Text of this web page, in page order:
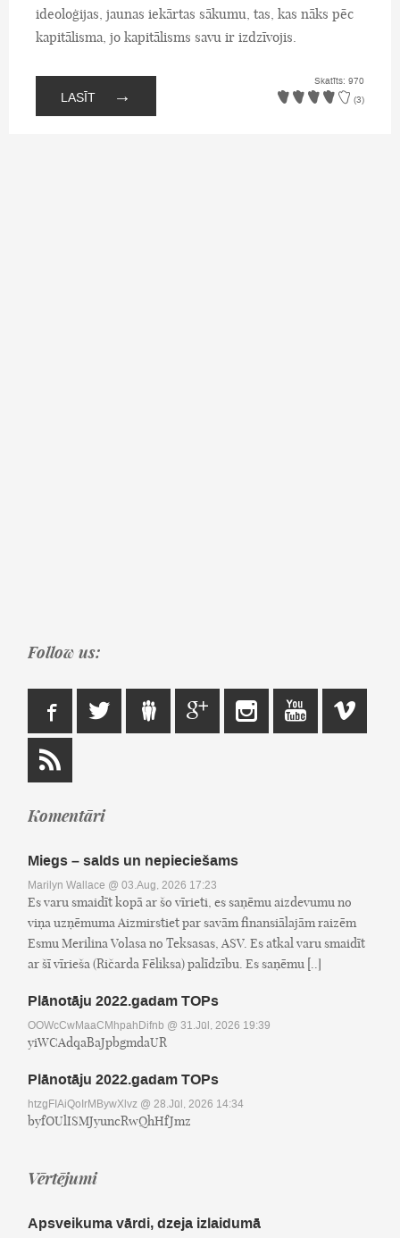
ideoloģijas, jaunas iekārtas sākumu, tas, kas nāks pēc
kapitālisma, jo kapitālisms savu ir izdzīvojis.
LASĪT →
Skatīts: 970
(3)
Follow us:
Komentāri
Miegs – salds un nepieciešams
Marilyn Wallace @ 03.Aug, 2026 17:23
Es varu smaidīt kopā ar šo vīrieti, es saņēmu aizdevumu no
viņa uzņēmuma Aizmirstiet par savām finansiālajām raizēm
Esmu Merilina Volasa no Teksasas, ASV. Es atkal varu smaidīt
ar šī vīrieša (Ričarda Fēliksa) palīdzību. Es saņēmu [..]
Plānotāju 2022.gadam TOPs
OOWcCwMaaCMhpahDifnb @ 31.Jūl, 2026 19:39
yiWCAdqaBaJpbgmdaUR
Plānotāju 2022.gadam TOPs
htzgFIAiQoIrMBywXlvz @ 28.Jūl, 2026 14:34
byfOUlISMJyuncRwQhHfJmz
Vērtējumi
Apsveikuma vārdi, dzeja izlaidumā